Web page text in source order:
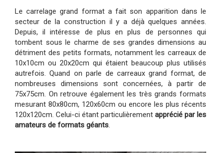
Le carrelage grand format a fait son apparition dans le
secteur de la construction il y a déjà quelques années.
Depuis, il intéresse de plus en plus de personnes qui
tombent sous le charme de ses grandes dimensions au
détriment des petits formats, notamment les carreaux de
10x10cm ou 20x20cm qui étaient beaucoup plus utilisés
autrefois. Quand on parle de carreaux grand format, de
nombreuses dimensions sont concernées, à partir de
75x75cm. On retrouve également les très grands formats
mesurant 80x80cm, 120x60cm ou encore les plus récents
120x120cm. Celui-ci étant particulièrement apprécié par les
amateurs de formats géants.